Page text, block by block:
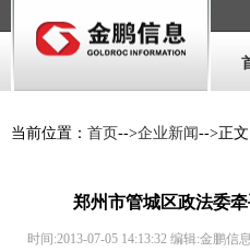
当前位置： 首页-->企业新闻-->正文
郑州市管城区政法委
时间:2013-07-05 14:13:32 编辑:金鹏信